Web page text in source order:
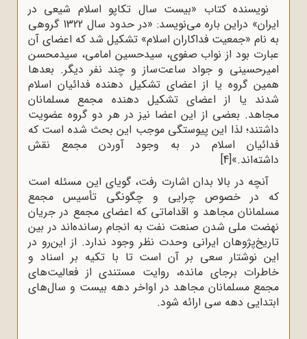
نویسنده کتاب «بیست سال تکاپو اسلام شیعی در
ایران» دراین باره می‌نویسد: «در حدود سال 1322 گروهی
به نام «جمعیت فداکاران اسلام» تشکیل شد که اعضای آن
عبارت بود از نواب صفوی، سیدحسین امامی، سیدمحسن
امیرحسینی و جواد ساعت‌ساز و چند نفر دیگر. بعدها
همین گروه یا از اعضای تشکیل دهنده فدائیان اسلام
شدند یا از اعضای تشکیل دهنده مجمع مسلمانان
مجاهد. بعضی از این اعضا نیز در هر دو گروه عضویت
داشتند؛ لذا این پیوستگی موجب این بحث شده است که
فدائیان اسلام در به وجود آوردن مجمع نقش
داشته‌اند.»[4]
آنچه در بالا بدان اشارت رفت، گویای این مسئله است
که در خصوص چرایی و چگونگی تأسیس مجمع
مسلمانان مجاهد و اقداماتی که اعضای مجمع در جریان
نهضت ملی شدن صنعت نفت به انجام رسانده‌اند در بین
تاریخ‌پژوهان ایرانی وحدت نظر وجود ندارد. از این‌رو در
این نوشتار سعی بر آن است تا با تکیه بر اسناد و
خاطرات برجای مانده، روایت مستندی از فعالیت‌های
مجمع مسلمانان مجاهد در اواخر دهه بیست و سال‌های
ابتدایی دهه سی ارائه شود.